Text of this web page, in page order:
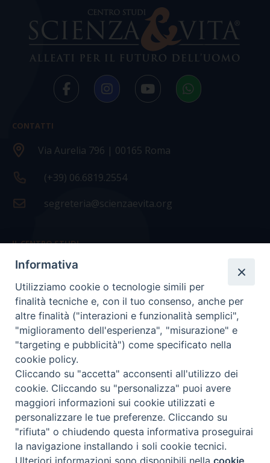
CONTATTI
Via Aurelia 796 | 00165 Roma
(+39) 06.6819.2554
segreteria@scienzaevita.org
IL CENTRO STUDI
La nostra storia
Statuto
Presidenza e ufficio presidenza
Consiglio scientifico
Coordinamento nazionale
COPYRIGHT Scienza & Vita - C.F96600690588- Tutti i
diritti -Privacy- Credits
Informativa
Utilizziamo cookie o tecnologie simili per
finalità tecniche e, con il tuo consenso, anche per
altre finalità ("interazioni e funzionalità semplici",
"miglioramento dell'esperienza", "misurazione" e
"targeting e pubblicità") come specificato nella
cookie policy.
Cliccando su "accetta" acconsenti all'utilizzo dei
cookie. Cliccando su "personalizza" puoi avere
maggiori informazioni sui cookie utilizzati e
personalizzare le tue preferenze. Cliccando su
"rifiuta" o chiudendo questa informativa proseguirai
la navigazione installando i soli cookie tecnici.